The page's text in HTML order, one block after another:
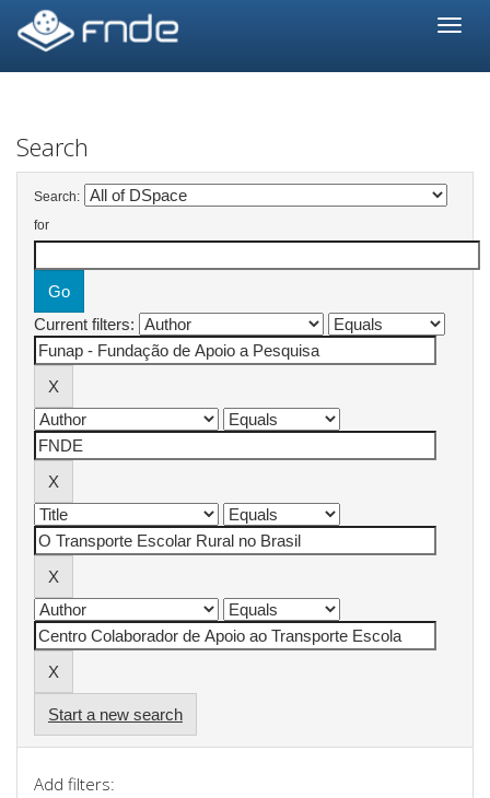
navigation
Search
Search:
for
Current filters:
Start a new search
Add filters: